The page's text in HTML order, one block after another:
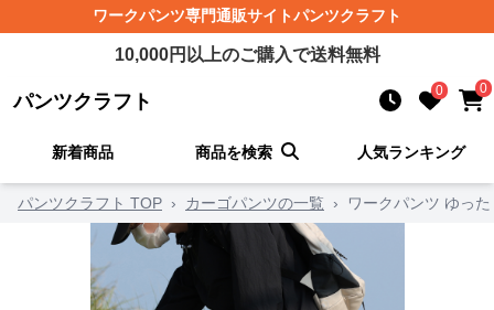
ワークパンツ専門通販サイトパンツクラフト
10,000円以上のご購入で送料無料
パンツクラフト 0 0
新着商品 商品を検索 人気ランキング
パンツクラフト TOP › カーゴパンツの一覧 › ワークパンツ ゆっ